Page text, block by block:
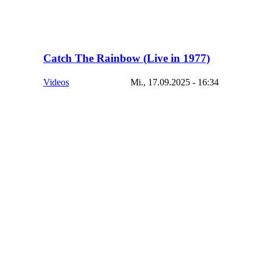
Catch The Rainbow (Live in 1977)
Videos Mi., 17.09.2025 - 16:34